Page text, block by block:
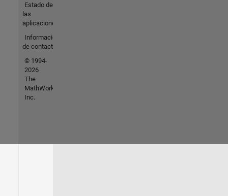
Estado de
las
aplicaciones
Información
de contacto
© 1994-
2026
The
MathWorks,
Inc.